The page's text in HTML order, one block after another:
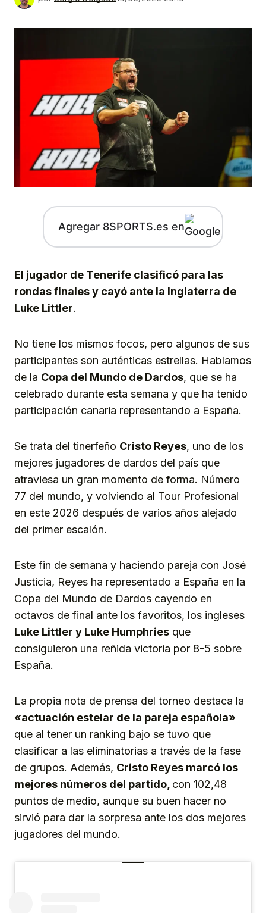
Agregar 8SPORTS.es en
El jugador de Tenerife clasificó para las
rondas finales y cayó ante la Inglaterra de
Luke Littler.
No tiene los mismos focos, pero algunos de sus
participantes son auténticas estrellas. Hablamos
de la Copa del Mundo de Dardos, que se ha
celebrado durante esta semana y que ha tenido
participación canaria representando a España.
Se trata del tinerfeño Cristo Reyes, uno de los
mejores jugadores de dardos del país que
atraviesa un gran momento de forma. Número
77 del mundo, y volviendo al Tour Profesional
en este 2026 después de varios años alejado
del primer escalón.
Este fin de semana y haciendo pareja con José
Justicia, Reyes ha representado a España en la
Copa del Mundo de Dardos cayendo en
octavos de final ante los favoritos, los ingleses
Luke Littler y Luke Humphries que
consiguieron una reñida victoria por 8-5 sobre
España.
La propia nota de prensa del torneo destaca la
«actuación estelar de la pareja española»
que al tener un ranking bajo se tuvo que
clasificar a las eliminatorias a través de la fase
de grupos. Además, Cristo Reyes marcó los
mejores números del partido, con 102,48
puntos de medio, aunque su buen hacer no
sirvió para dar la sorpresa ante los dos mejores
jugadores del mundo.